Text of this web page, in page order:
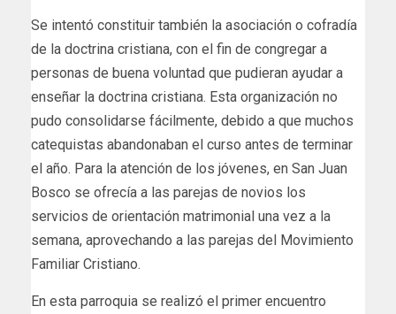
Se intentó constituir también la asociación o cofradía
de la doctrina cristiana, con el fin de congregar a
personas de buena voluntad que pudieran ayudar a
enseñar la doctrina cristiana. Esta organización no
pudo consolidarse fácilmente, debido a que muchos
catequistas abandonaban el curso antes de terminar
el año. Para la atención de los jóvenes, en San Juan
Bosco se ofrecía a las parejas de novios los
servicios de orientación matrimonial una vez a la
semana, aprovechando a las parejas del Movimiento
Familiar Cristiano.
En esta parroquia se realizó el primer encuentro